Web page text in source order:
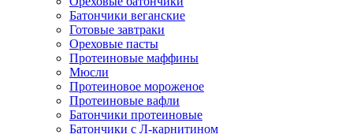
Батончики веганские
Готовые завтраки
Ореховые пасты
Протеиновые маффины
Мюсли
Протеиновое мороженое
Протеиновые вафли
Батончики протеиновые
Батончики с Л-карнитином